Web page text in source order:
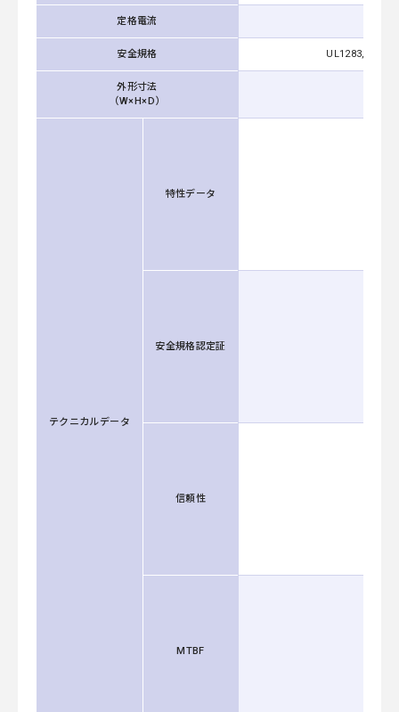
定格電流
安全規格 UL1283, CSA
外形寸法
（W×H×D）
テクニカルデータ
特性データ
安全規格認定証
信頼性
MTBF